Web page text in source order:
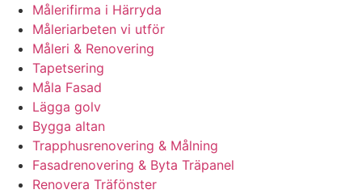
Målerifirma i Härryda
Måleriarbeten vi utför
Måleri & Renovering
Tapetsering
Måla Fasad
Lägga golv
Bygga altan
Trapphusrenovering & Målning
Fasadrenovering & Byta Träpanel
Renovera Träfönster